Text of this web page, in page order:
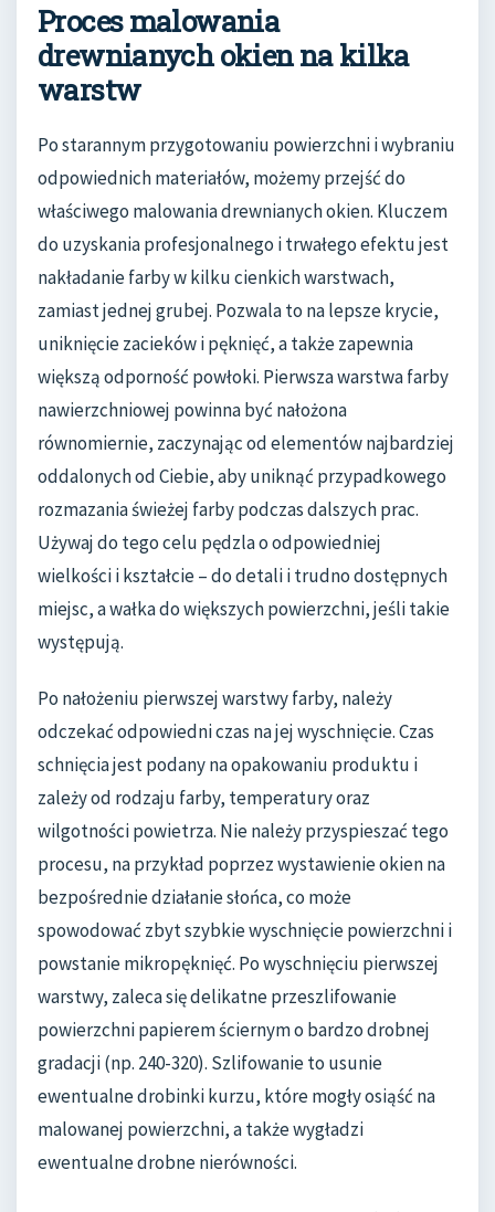
Proces malowania
drewnianych okien na kilka
warstw
Po starannym przygotowaniu powierzchni i wybraniu
odpowiednich materiałów, możemy przejść do
właściwego malowania drewnianych okien. Kluczem
do uzyskania profesjonalnego i trwałego efektu jest
nakładanie farby w kilku cienkich warstwach,
zamiast jednej grubej. Pozwala to na lepsze krycie,
uniknięcie zacieków i pęknięć, a także zapewnia
większą odporność powłoki. Pierwsza warstwa farby
nawierzchniowej powinna być nałożona
równomiernie, zaczynając od elementów najbardziej
oddalonych od Ciebie, aby uniknąć przypadkowego
rozmazania świeżej farby podczas dalszych prac.
Używaj do tego celu pędzla o odpowiedniej
wielkości i kształcie – do detali i trudno dostępnych
miejsc, a wałka do większych powierzchni, jeśli takie
występują.
Po nałożeniu pierwszej warstwy farby, należy
odczekać odpowiedni czas na jej wyschnięcie. Czas
schnięcia jest podany na opakowaniu produktu i
zależy od rodzaju farby, temperatury oraz
wilgotności powietrza. Nie należy przyspieszać tego
procesu, na przykład poprzez wystawienie okien na
bezpośrednie działanie słońca, co może
spowodować zbyt szybkie wyschnięcie powierzchni i
powstanie mikropęknięć. Po wyschnięciu pierwszej
warstwy, zaleca się delikatne przeszlifowanie
powierzchni papierem ściernym o bardzo drobnej
gradacji (np. 240-320). Szlifowanie to usunie
ewentualne drobinki kurzu, które mogły osiąść na
malowanej powierzchni, a także wygładzi
ewentualne drobne nierówności.